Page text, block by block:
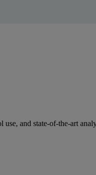
and state-of-the-art